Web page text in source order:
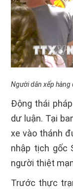
Người dân xếp hàng
Động thái
dư luận. Tại
xe vào thánh
nhập tịch gốc
người thiệt
Trước thực